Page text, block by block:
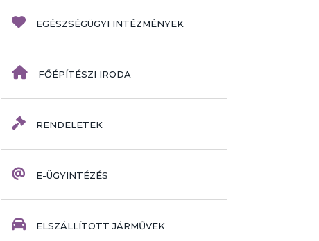
EGÉSZSÉGÜGYI INTÉZMÉNYEK
FŐÉPÍTÉSZI IRODA
RENDELETEK
E-ÜGYINTÉZÉS
ELSZÁLLÍTOTT JÁRMŰVEK